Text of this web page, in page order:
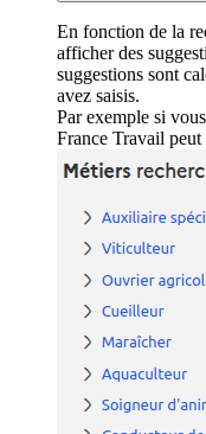
En fonction de la
afficher des
suggestions sont
avez saisis.
Par exemple si
France Travail